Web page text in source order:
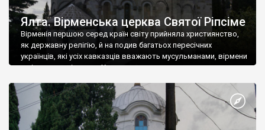
Ялта. Вірменська церква Святої Ріпсіме
Вірменія першою серед країн світу прийняла християнство,
як державну релігію, й на подив багатьох пересічних
українців, які усіх кавказців вважають мусульманами, вірмени
є відданими вірянами Христа